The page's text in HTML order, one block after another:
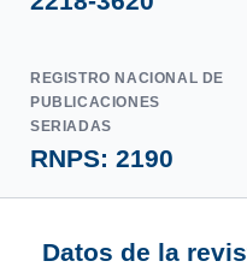
REGISTRO NACIONAL DE
PUBLICACIONES
SERIADAS
RNPS: 2190
Datos de la